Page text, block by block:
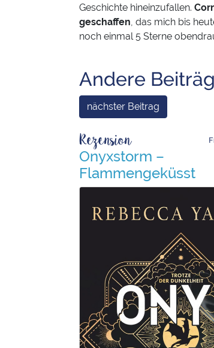
Geschichte hineinzufallen.
geschaffen, das mich bis
noch einmal 5 Sterne
Andere
nächster Beitrag
Rezension
Onyxstorm –
Flammengeküsst